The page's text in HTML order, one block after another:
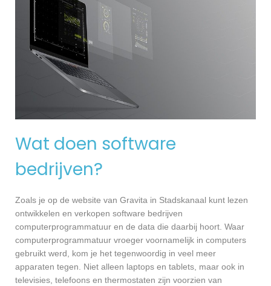
Wat doen software
bedrijven?
Zoals je op de website van Gravita in Stadskanaal kunt lezen
ontwikkelen en verkopen software bedrijven
computerprogrammatuur en de data die daarbij hoort. Waar
computerprogrammatuur vroeger voornamelijk in computers
gebruikt werd, kom je het tegenwoordig in veel meer
apparaten tegen. Niet alleen laptops en tablets, maar ook in
televisies, telefoons en thermostaten zijn voorzien van